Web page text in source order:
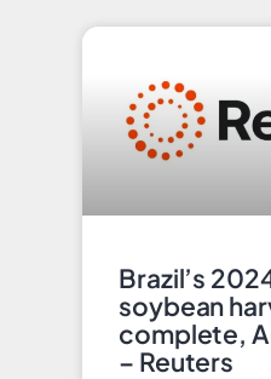
Brazil’s
soybean
complete,
– Reuters